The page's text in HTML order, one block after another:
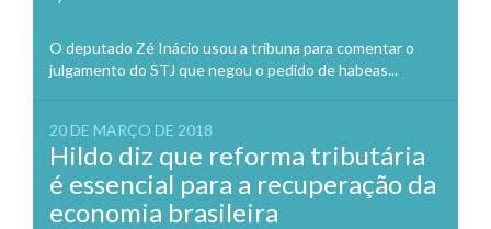
O deputado Zé Inácio usou a tribuna para comentar o
julgamento do STJ que negou o pedido de habeas...
20 DE MARÇO DE 2018
Hildo diz que reforma tributária
é essencial para a recuperação da
economia brasileira